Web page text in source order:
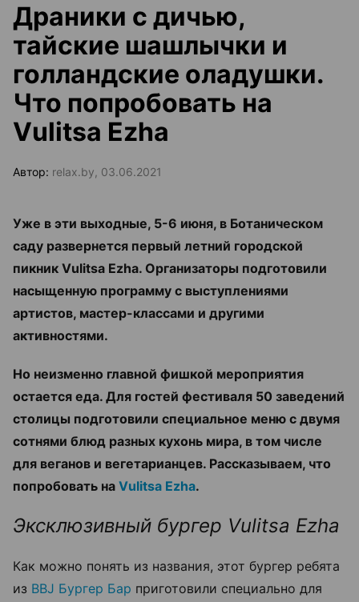
Драники с дичью,
тайские шашлычки и
голландские оладушки.
Что попробовать на
Vulitsa Ezha
Автор: relax.by, 03.06.2021
Уже в эти выходные, 5-6 июня, в Ботаническом
саду развернется первый летний городской
пикник Vulitsa Ezha. Организаторы подготовили
насыщенную программу с выступлениями
артистов, мастер-классами и другими
активностями.
Но неизменно главной фишкой мероприятия
остается еда. Для гостей фестиваля 50 заведений
столицы подготовили специальное меню с двумя
сотнями блюд разных кухонь мира, в том числе
для веганов и вегетарианцев. Рассказываем, что
попробовать на Vulitsa Ezha.
Эксклюзивный бургер Vulitsa Ezha
Как можно понять из названия, этот бургер ребята
из BBJ Бургер Бар приготовили специально для